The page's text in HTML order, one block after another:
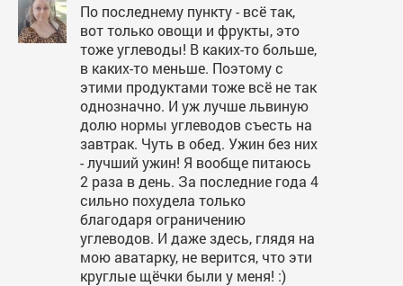
По последнему пункту - всё так,
вот только овощи и фрукты, это
тоже углеводы! В каких-то больше,
в каких-то меньше. Поэтому с
этими продуктами тоже всё не так
однозначно. И уж лучше львиную
долю нормы углеводов съесть на
завтрак. Чуть в обед. Ужин без них
- лучший ужин! Я вообще питаюсь
2 раза в день. За последние года 4
сильно похудела только
благодаря ограничению
углеводов. И даже здесь, глядя на
мою аватарку, не верится, что эти
круглые щёчки были у меня! :)